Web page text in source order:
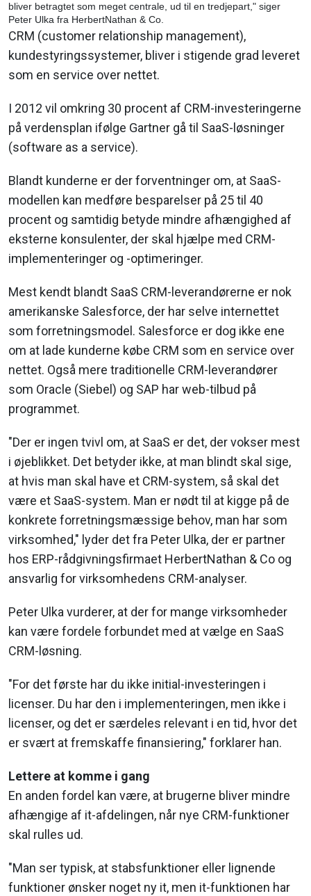
bliver betragtet som meget centrale, ud til en tredjepart," siger
Peter Ulka fra HerbertNathan & Co.
CRM (customer relationship management),
kundestyringssystemer, bliver i stigende grad leveret
som en service over nettet.
I 2012 vil omkring 30 procent af CRM-investeringerne
på verdensplan ifølge Gartner gå til SaaS-løsninger
(software as a service).
Blandt kunderne er der forventninger om, at SaaS-
modellen kan medføre besparelser på 25 til 40
procent og samtidig betyde mindre afhængighed af
eksterne konsulenter, der skal hjælpe med CRM-
implementeringer og -optimeringer.
Mest kendt blandt SaaS CRM-leverandørerne er nok
amerikanske Salesforce, der har selve internettet
som forretningsmodel. Salesforce er dog ikke ene
om at lade kunderne købe CRM som en service over
nettet. Også mere traditionelle CRM-leverandører
som Oracle (Siebel) og SAP har web-tilbud på
programmet.
"Der er ingen tvivl om, at SaaS er det, der vokser mest
i øjeblikket. Det betyder ikke, at man blindt skal sige,
at hvis man skal have et CRM-system, så skal det
være et SaaS-system. Man er nødt til at kigge på de
konkrete forretningsmæssige behov, man har som
virksomhed," lyder det fra Peter Ulka, der er partner
hos ERP-rådgivningsfirmaet HerbertNathan & Co og
ansvarlig for virksomhedens CRM-analyser.
Peter Ulka vurderer, at der for mange virksomheder
kan være fordele forbundet med at vælge en SaaS
CRM-løsning.
"For det første har du ikke initial-investeringen i
licenser. Du har den i implementeringen, men ikke i
licenser, og det er særdeles relevant i en tid, hvor det
er svært at fremskaffe finansiering," forklarer han.
Lettere at komme i gang
En anden fordel kan være, at brugerne bliver mindre
afhængige af it-afdelingen, når nye CRM-funktioner
skal rulles ud.
"Man ser typisk, at stabsfunktioner eller lignende
funktioner ønsker noget ny it, men it-funktionen har